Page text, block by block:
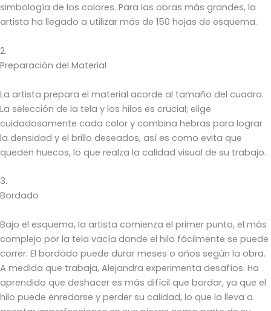
simbología de los colores. Para las obras más grandes, la
artista ha llegado a utilizar más de 150 hojas de esquema.
2.
Preparación del Material
La artista prepara el material acorde al tamaño del cuadro.
La selección de la tela y los hilos es crucial; elige
cuidadosamente cada color y combina hebras para lograr
la densidad y el brillo deseados, así es como evita que
queden huecos, lo que realza la calidad visual de su trabajo.
3.
Bordado
Bajo el esquema, la artista comienza el primer punto, el más
complejo por la tela vacía donde el hilo fácilmente se puede
correr. El bordado puede durar meses o años según la obra.
A medida que trabaja, Alejandra experimenta desafíos. Ha
aprendido que deshacer es más difícil que bordar, ya que el
hilo puede enredarse y perder su calidad, lo que la lleva a